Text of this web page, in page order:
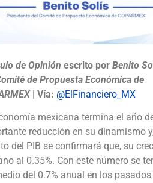
de Opinión escrito por Benito
de Propuesta Económica de
| Vía: @ElFinanciero_MX
mexicana termina el año
reducción en su dinamismo
del PIB se confirmará que, su
al 0.35%. Con este número se
del 0.7% anual en los